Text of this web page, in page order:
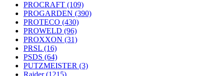
PROCRAFT (109)
PROGARDEN (390)
PROTECO (430)
PROWELD (96)
PROXXON (31)
PRSL (16)
PSDS (64)
PUTZMEISTER (3)
Raider(1215)